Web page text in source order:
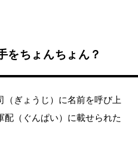
をちょんちょん？
（ぎょうじ）に名前を呼び上
配（ぐんぱい）に載せられた